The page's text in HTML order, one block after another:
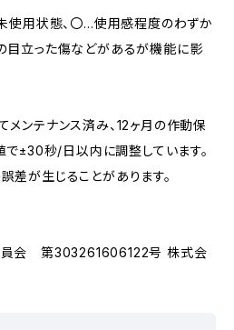
使用状態、〇…使用感程度のわずか
立った傷などがあるが機能に影
ンテナンス済み、12ヶ月の作動保
で±30秒/日以内に調整しています。
が生じることがあります。
員会 第303261606122号 株式会